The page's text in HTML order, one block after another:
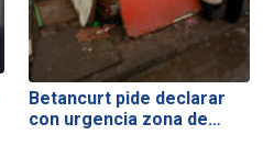
Betancurt pide declarar
con urgencia zona de…